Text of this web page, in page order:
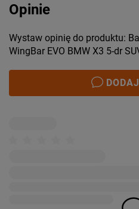
Opinie
Wystaw opinię do produktu:
WingBar EVO BMW X3 5-dr